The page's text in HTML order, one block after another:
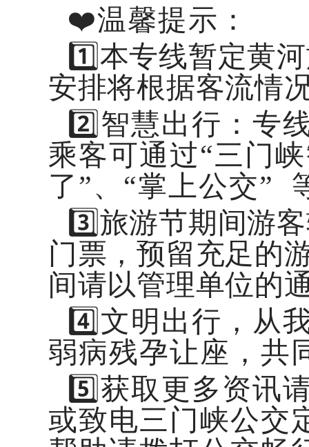
❤️温馨提示：
1️⃣本专线暂定黄
安排将根据客流情
2️⃣智慧出行：专
乘客可通过“三门
了”、“掌上公交”
3️⃣旅游节期间游
门票，预留充足的
间请以管理单位的
4️⃣文明出行，从
弱病残孕让座，共
5️⃣获取更多资讯
或致电三门峡公交